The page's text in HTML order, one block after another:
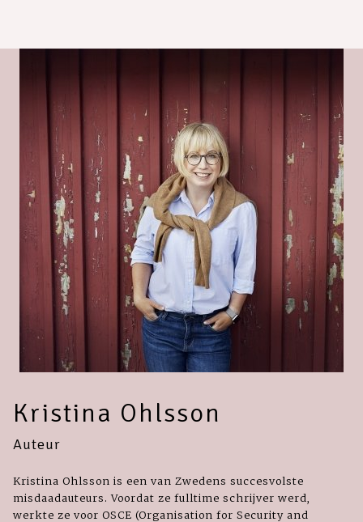
Kristina Ohlsson
Auteur
Kristina Ohlsson is een van Zwedens succesvolste
misdaadauteurs. Voordat ze fulltime schrijver werd,
werkte ze voor OSCE (Organisation for Security and